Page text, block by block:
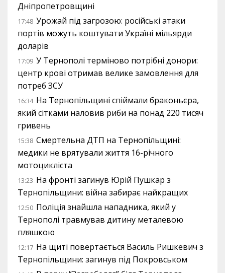
Дніпропетровщині
17:48 Урожай під загрозою: російські атаки
портів можуть коштувати Україні мільярди
доларів
17:09 У Тернополі терміново потрібні донори:
центр крові отримав велике замовлення для
потреб ЗСУ
16:34 На Тернопільщині спіймали браконьєра,
який сітками наловив риби на понад 220 тисяч
гривень
15:38 Смертельна ДТП на Тернопільщині:
медики не врятували життя 16-річного
мотоцикліста
13:23 На фронті загинув Юрій Пушкар з
Тернопільщини: війна забирає найкращих
12:50 Поліція знайшла нападника, який у
Тернополі травмував дитину металевою
пляшкою
12:17 На щиті повертається Василь Ришкевич з
Тернопільщини: загинув під Покровськом